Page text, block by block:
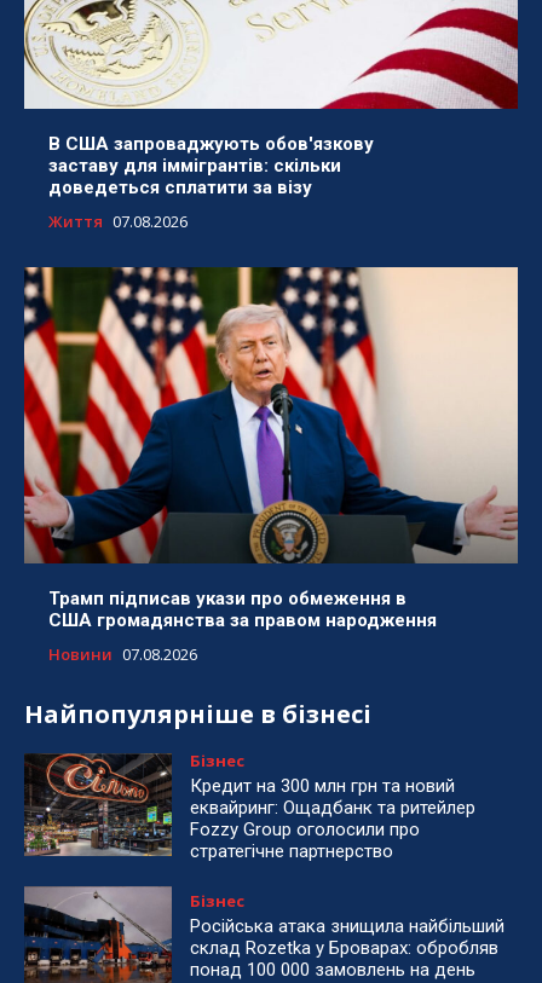
В США запроваджують обов'язкову
заставу для іммігрантів: скільки
доведеться сплатити за візу
Життя 07.08.2026
Трамп підписав укази про обмеження в
США громадянства за правом народження
Новини 07.08.2026
Найпопулярніше в бізнесі
Бізнес
Кредит на 300 млн грн та новий
еквайринг: Ощадбанк та ритейлер
Fozzy Group оголосили про
стратегічне партнерство
Бізнес
Російська атака знищила найбільший
склад Rozetka у Броварах: обробляв
понад 100 000 замовлень на день